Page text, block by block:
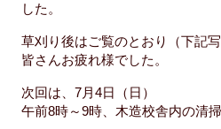
した。
草刈り後はご覧のとおり（下記
皆さんお疲れ様でした。
次回は、7月4日（日）
午前8時～9時、木造校舎内の清掃